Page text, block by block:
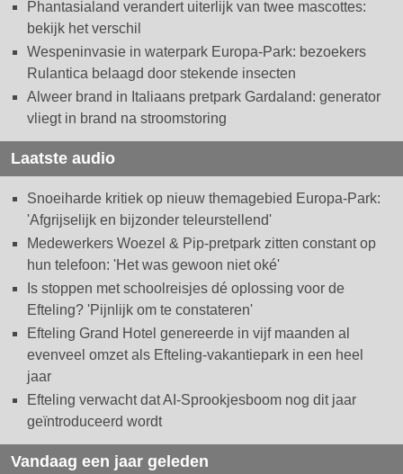
Phantasialand verandert uiterlijk van twee mascottes:
bekijk het verschil
Wespeninvasie in waterpark Europa-Park: bezoekers
Rulantica belaagd door stekende insecten
Alweer brand in Italiaans pretpark Gardaland: generator
vliegt in brand na stroomstoring
Laatste audio
Snoeiharde kritiek op nieuw themagebied Europa-Park:
'Afgrijselijk en bijzonder teleurstellend'
Medewerkers Woezel & Pip-pretpark zitten constant op
hun telefoon: 'Het was gewoon niet oké'
Is stoppen met schoolreisjes dé oplossing voor de
Efteling? 'Pijnlijk om te constateren'
Efteling Grand Hotel genereerde in vijf maanden al
evenveel omzet als Efteling-vakantiepark in een heel
jaar
Efteling verwacht dat AI-Sprookjesboom nog dit jaar
geïntroduceerd wordt
Vandaag een jaar geleden